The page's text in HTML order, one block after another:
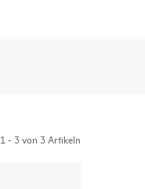
1 - 3 von 3 Artikeln